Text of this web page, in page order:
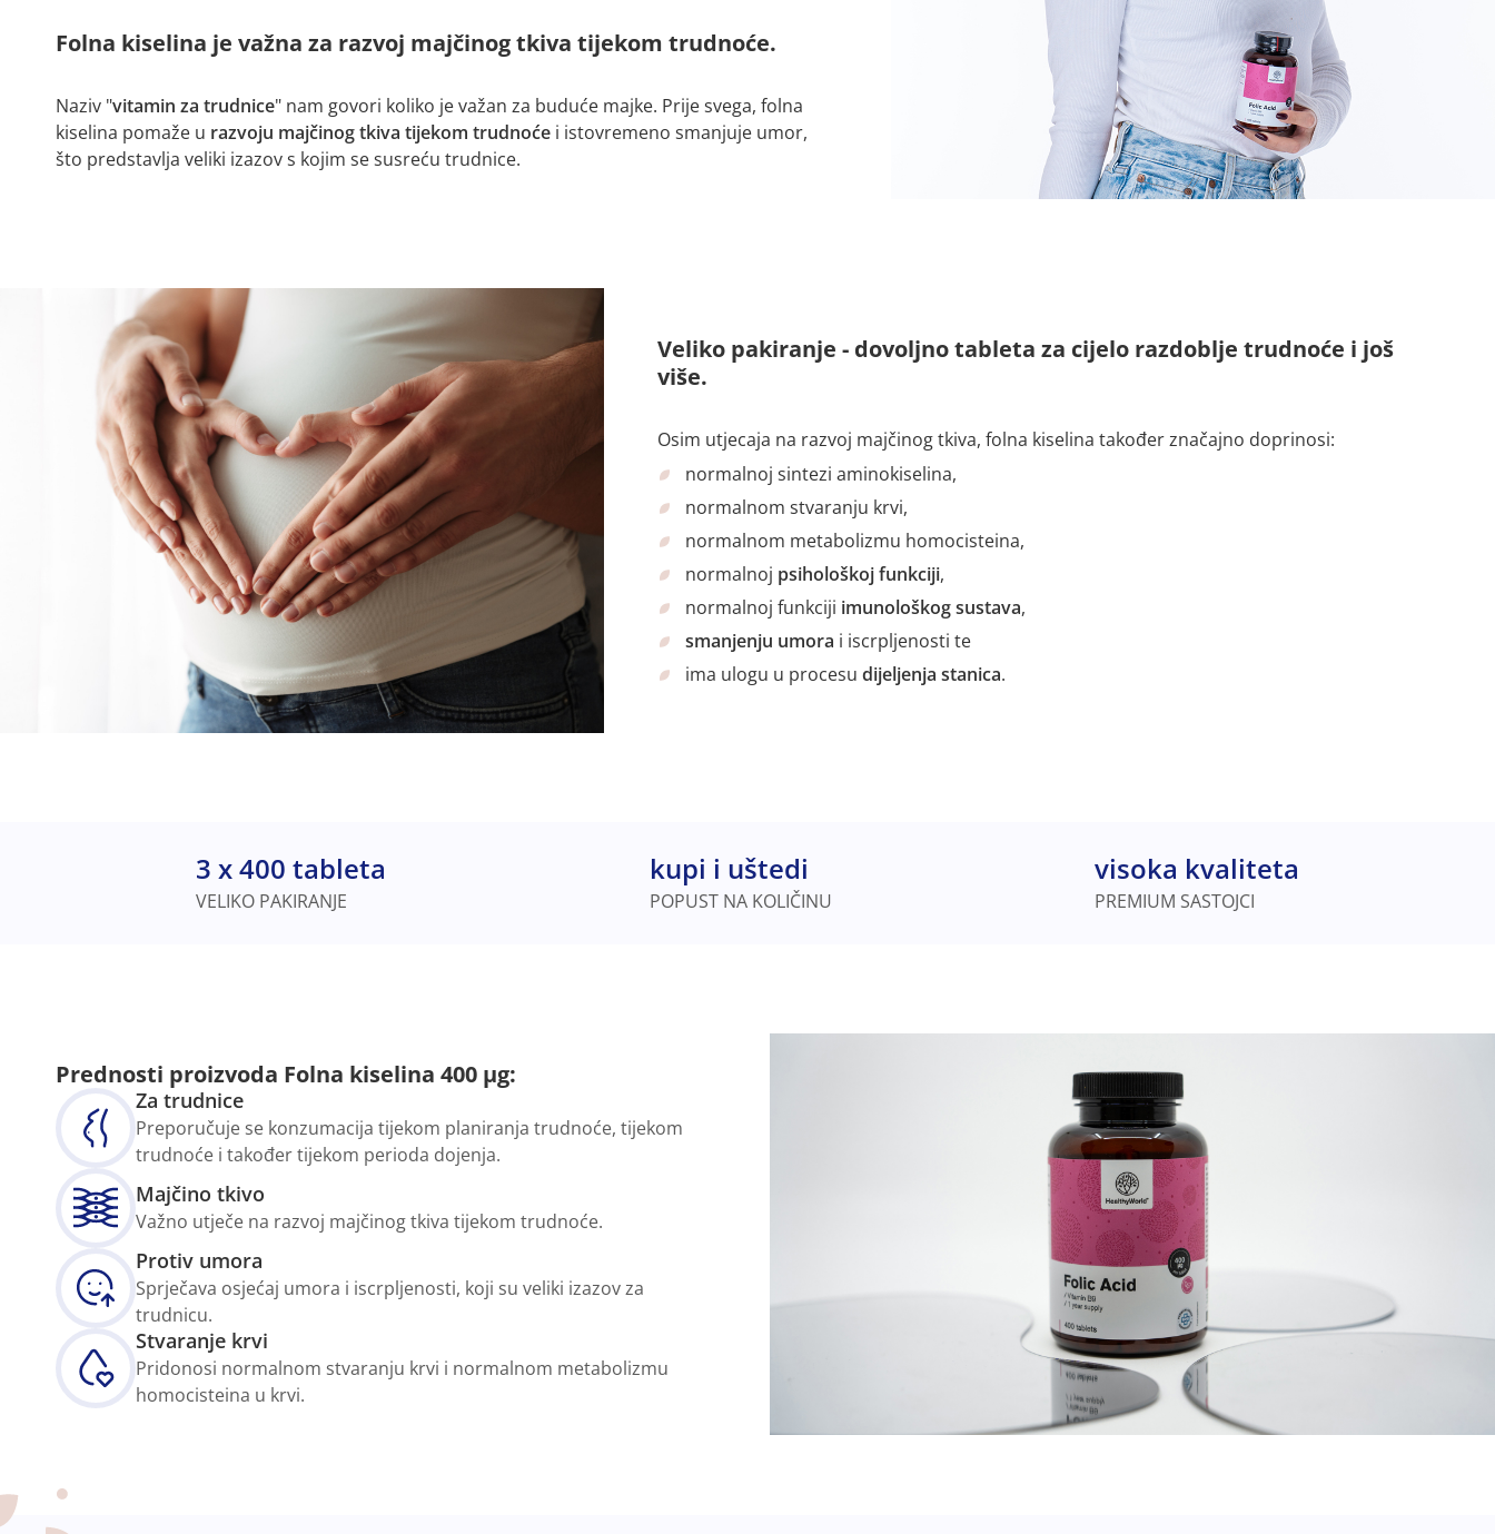
Folna kiselina je važna za razvoj majčinog tkiva tijekom trudnoće.
Naziv "vitamin za trudnice" nam govori koliko je važan za buduće majke. Prije svega, folna
kiselina pomaže u razvoju majčinog tkiva tijekom trudnoće i istovremeno smanjuje umor,
što predstavlja veliki izazov s kojim se susreću trudnice.
Veliko pakiranje - dovoljno tableta za cijelo razdoblje trudnoće i još
više.
Osim utjecaja na razvoj majčinog tkiva, folna kiselina također značajno doprinosi:
normalnoj sintezi aminokiselina,
normalnom stvaranju krvi,
normalnom metabolizmu homocisteina,
normalnoj psihološkoj funkciji,
normalnoj funkciji imunološkog sustava,
smanjenju umora i iscrpljenosti te
ima ulogu u procesudijeljenja stanica.
3 x 400 tableta
VELIKO PAKIRANJE
kupi i uštedi
POPUST NA KOLIČINU
visoka kvaliteta
PREMIUM SASTOJCI
Prednosti proizvoda Folna kiselina 400 μg:
Za trudnice
Preporučuje se konzumacija tijekom planiranja trudnoće, tijekom
trudnoće i također tijekom perioda dojenja.
Majčino tkivo
Važno utječe na razvoj majčinog tkiva tijekom trudnoće.
Protiv umora
Sprječava osjećaj umora i iscrpljenosti, koji su veliki izazov za
trudnicu.
Stvaranje krvi
Pridonosi normalnom stvaranju krvi i normalnom metabolizmu
homocisteina u krvi.